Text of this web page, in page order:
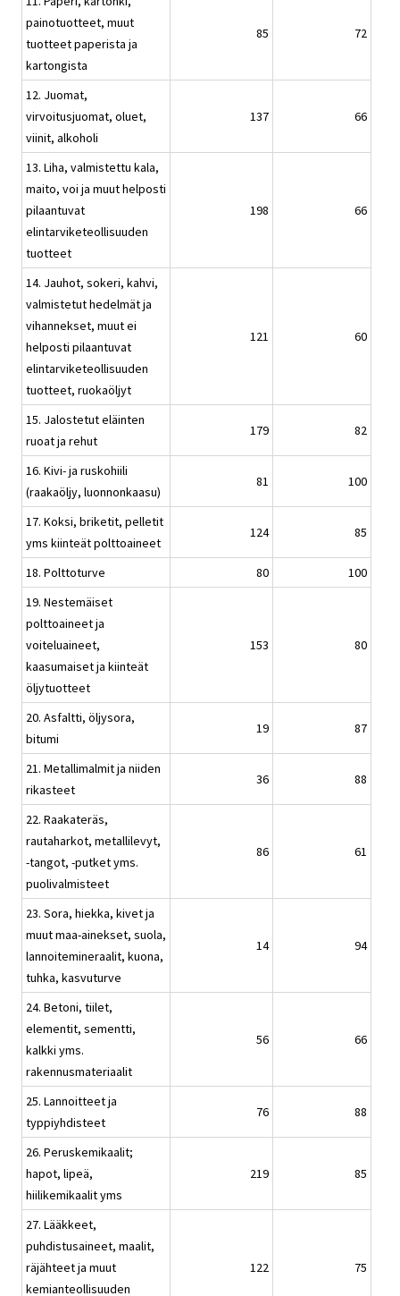
painotuotteet, muut
tuotteet paperista ja
kartongista
85 72
12. Juomat,
virvoitusjuomat, oluet,
viinit, alkoholi
137 66
13. Liha, valmistettu kala,
maito, voi ja muut helposti
pilaantuvat
elintarviketeollisuuden
tuotteet
198 66
14. Jauhot, sokeri, kahvi,
valmistetut hedelmät ja
vihannekset, muut ei
helposti pilaantuvat
elintarviketeollisuuden
tuotteet, ruokaöljyt
121 60
15. Jalostetut eläinten
ruoat ja rehut
179 82
16. Kivi- ja ruskohiili
(raakaöljy, luonnonkaasu)
81 100
17. Koksi, briketit, pelletit
yms kiinteät polttoaineet
124 85
18. Polttoturve 80
100
19. Nestemäiset
polttoaineet ja
voiteluaineet,
kaasumaiset ja kiinteät
öljytuotteet
153 80
20. Asfaltti, öljysora,
bitumi
19 87
21. Metallimalmit ja niiden
rikasteet
36 88
22. Raakateräs,
rautaharkot, metallilevyt,
-tangot, -putket yms.
puolivalmisteet
86 61
23. Sora, hiekka, kivet ja
muut maa-ainekset, suola,
lannoitemineraalit, kuona,
tuhka, kasvuturve
14 94
24. Betoni, tiilet,
elementit, sementti,
kalkki yms.
rakennusmateriaalit
56 66
25. Lannoitteet ja
typpiyhdisteet
76 88
26. Peruskemikaalit;
hapot, lipeä,
hiilikemikaalit yms
219 85
27. Lääkkeet,
puhdistusaineet, maalit,
räjähteet ja muut
kemianteollisuuden
122 75